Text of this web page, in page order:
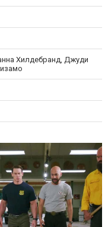
Хилдебранд, Джуди